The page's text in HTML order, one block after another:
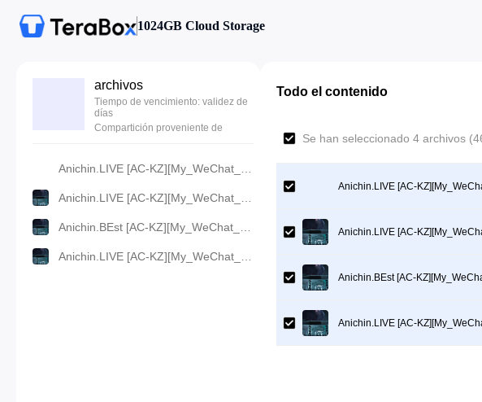
1024GB Cloud Storage
archivos
Tiempo de vencimiento: validez de
días
Compartición proveniente de
Todo el contenido
Se han seleccionado 4 archivos
Anichin.LIVE [AC-
Anichin.LIVE [AC-
Anichin.BEst [AC-
Anichin.LIVE [AC-